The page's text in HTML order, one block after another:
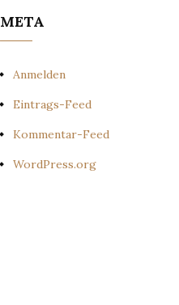
META
Anmelden
Eintrags-Feed
Kommentar-Feed
WordPress.org